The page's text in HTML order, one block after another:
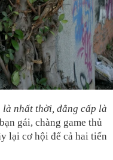
là nhất thời, đẳng cấp là
gái, chàng game thủ
lại cơ hội để cả hai tiến